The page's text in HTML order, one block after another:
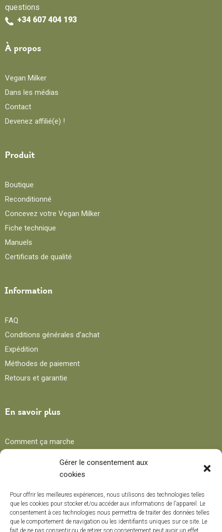
Gérer le consentement aux
cookies
Pour offrir les meilleures expériences, nous utilisons des technologies telles
que les cookies pour stocker et/ou accéder aux informations de l'appareil. Le
consentement à ces technologies nous permettra de traiter des données telles
que le comportement de navigation ou les identifiants uniques sur ce site. Le
fait de ne pas consentir ou de retirer son consentement peut avoir un effet
questions
+34 607 404 193
À propos
Vegan Milker
Dans les médias
Contact
Devenez affilié(e) !
Produit
Boutique
Reconditionné
Concevez votre Vegan Milker
Fiche technique
Manuels
Certificats de qualité
Information
FAQ
Conditions générales d'achat
Expédition
Méthodes de paiement
Retours et garantie
En savoir plus
Comment ça marche
Blog
Recettes